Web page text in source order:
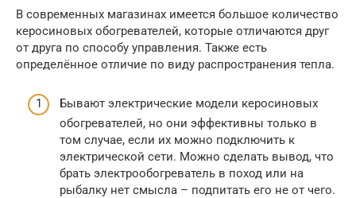
В современных магазинах имеется большое количество
керосиновых обогревателей, которые отличаются друг
от друга по способу управления. Также есть
определённое отличие по виду распространения тепла.
Бывают электрические модели керосиновых
обогревателей, но они эффективны только в
том случае, если их можно подключить к
электрической сети. Можно сделать вывод, что
брать электрообогреватель в поход или на
рыбалку нет смысла – подпитать его не от чего.